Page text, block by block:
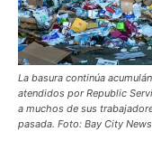
La basura continúa
atendidos por Republic
a muchos de sus
pasada. Foto: Bay City News